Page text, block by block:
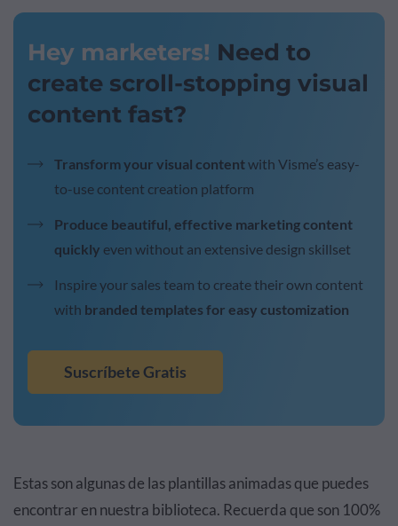
Hey marketers! Need to
create scroll-stopping visual
content fast?
Transform your visual contentwith Visme’s easy-
to-use content creation platform
Produce beautiful, effective marketing content
quickly even without an extensive design skillset
Inspire your sales team to create their own content
with branded templates for easy customization
Suscríbete Gratis
Estas son algunas de las plantillas animadas que puedes
encontrar en nuestra biblioteca. Recuerda que son 100%